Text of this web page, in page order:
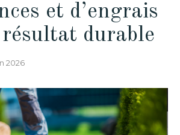
et d’engrais
durable
2026